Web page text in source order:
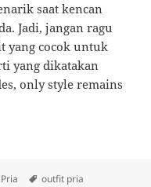
saat kencan
Jadi, jangan ragu
yang cocok untuk
yang dikatakan
only style remains
Tags
outfit pria